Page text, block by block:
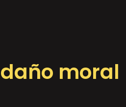
moral